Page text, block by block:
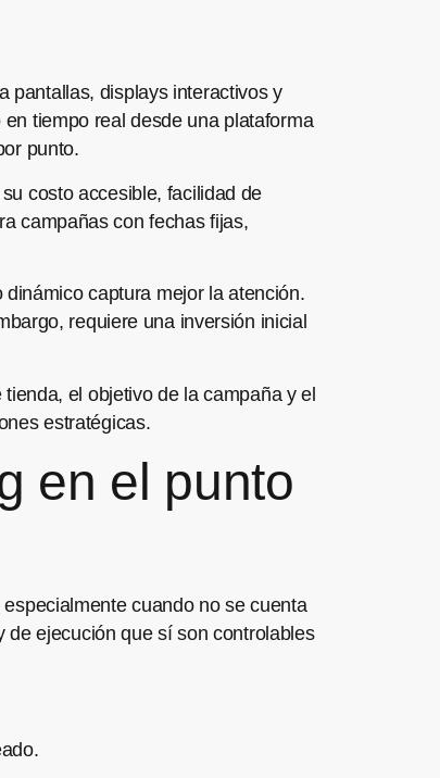
pantallas, displays interactivos y
tiempo real desde una plataforma
punto.
costo accesible, facilidad de
campañas con fechas fijas,
captura mejor la atención.
requiere una inversión inicial
el objetivo de la campaña y el
estratégicas.
en el punto
cuando no se cuenta
de ejecución que sí son controlables